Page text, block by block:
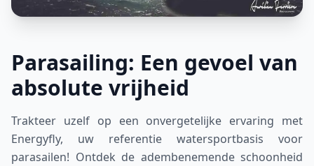
Parasailing: Een gevoel van
absolute vrijheid
Trakteer uzelf op een onvergetelijke ervaring met
Energyfly, uw referentie watersportbasis voor
parasailen! Ontdek de adembenemende schoonheid